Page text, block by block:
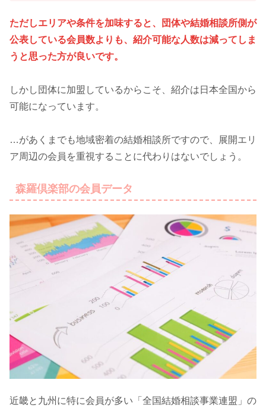
ただしエリアや条件を加味すると、団体や結婚相談所側が
公表している会員数よりも、紹介可能な人数は減ってしま
うと思った方が良いです。
しかし団体に加盟しているからこそ、紹介は日本全国から
可能になっています。
…があくまでも地域密着の結婚相談所ですので、展開エリ
ア周辺の会員を重視することに代わりはないでしょう。
森羅倶楽部の会員データ
近畿と九州に特に会員が多い「全国結婚相談事業連盟」の